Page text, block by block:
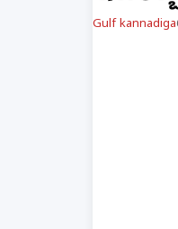
Gulf kannadiga